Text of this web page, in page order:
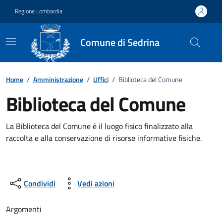
Regione Lombardia
Comune di Sedrina
Dettagli dell'ufficio
Home / Amministrazione / Uffici / Biblioteca del Comune
Biblioteca del Comune
La Biblioteca del Comune è il luogo fisico finalizzato alla
raccolta e alla conservazione di risorse informative fisiche.
Condividi Vedi azioni
Argomenti